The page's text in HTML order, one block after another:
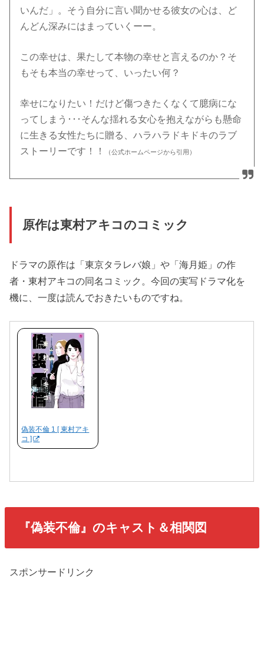
いんだ」。そう自分に言い聞かせる彼女の心は、ど
んどん深みにはまっていくーー。
この幸せは、果たして本物の幸せと言えるのか？そ
もそも本当の幸せって、いったい何？
幸せになりたい！だけど傷つきたくなくて臆病にな
ってしまう･･･そんな揺れる女心を抱えながらも懸命
に生きる女性たちに贈る、ハラハラドキドキのラブ
ストーリーです！！
（公式ホームページから引用）
原作は東村アキコのコミック
ドラマの原作は「東京タラレバ娘」や「海月姫」の作
者・東村アキコの同名コミック。今回の実写ドラマ化を
機に、一度は読んでおきたいものですね。
偽装不倫 1 [ 東村アキ
コ ]
『偽装不倫』のキャスト＆相関図
スポンサードリンク